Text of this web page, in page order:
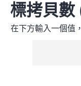
標拷貝
在下方輸入一個值